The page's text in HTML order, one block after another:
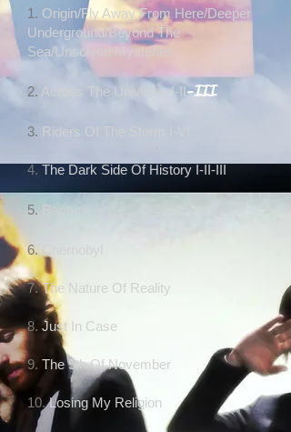
1. Origin/Fly Away From Here/Deeper
Underground/Beyond The
Sea/Unsolved Mysteries
2. Across The Universe I-II-III
3. Riders Of The Storm I-VI
4. The Dark Side Of History I-II-III
5. Rapture
6.
7. The Nature Of Reality
8. Just In Case
9. The 5th Of November
10. Losing My Religion